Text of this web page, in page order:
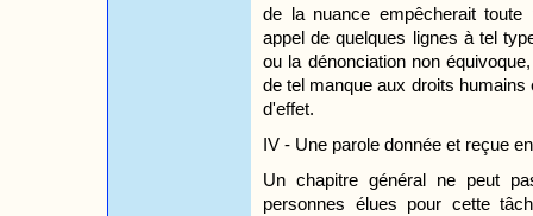
de la nuance empêcherait toute
appel de quelques lignes à tel
ou la dénonciation non
de tel manque aux droits
d'effet.
IV - Une parole donnée et reçue
Un chapitre général ne peut
personnes élues pour cette